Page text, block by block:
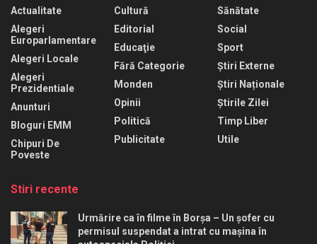
Actualitate
Alegeri
Europarlamentare
Alegeri Locale
Alegeri
Prezidentiale
Anunturi
Bloguri EMM
Chipuri De
Poveste
Cultură
Editorial
Educaţie
Fără Categorie
Monden
Opinii
Politică
Publicitate
Sănătate
Social
Sport
Știri Externe
Știri Naționale
Știrile Zilei
Timp Liber
Utile
Stiri recente
Urmărire ca în filme în Borșa – Un șofer cu
permisul suspendat a intrat cu mașina în